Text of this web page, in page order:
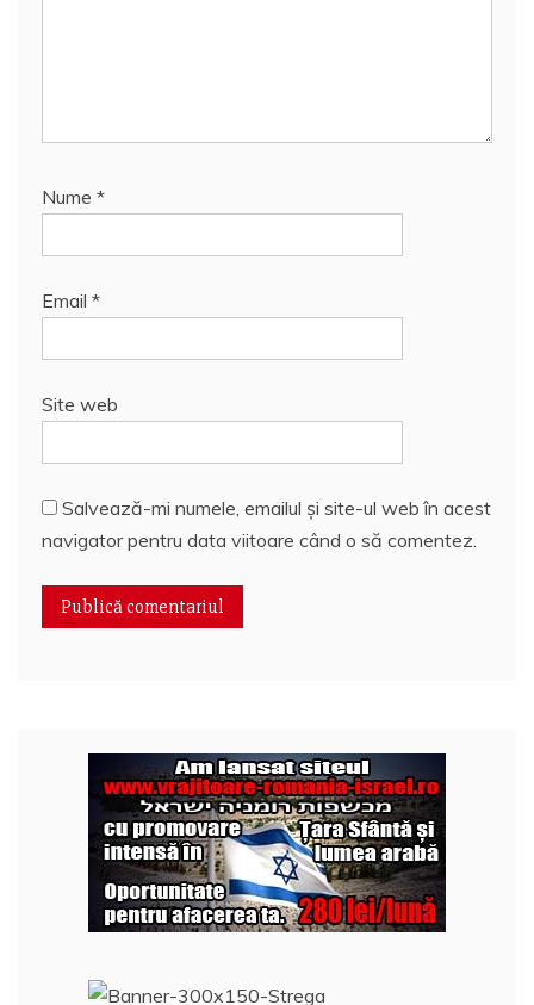
Nume *
Email *
Site web
Salvează-mi numele, emailul și site-ul web în acest
navigator pentru data viitoare când o să comentez.